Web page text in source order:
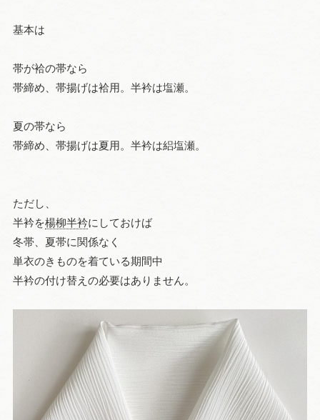
基本は
帯が袷の帯なら
帯締め、帯揚げは袷用。半衿は塩瀬。
夏の帯なら
帯締め、帯揚げは夏用。半衿は絽塩瀬。
ただし、
半衿を楊柳半衿にしておけば
冬帯、夏帯に関係なく
単衣のきものを着ている期間中
半衿の付け替えの必要はありません。